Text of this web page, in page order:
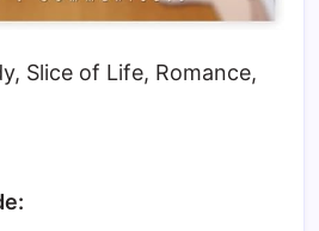
Slice of Life, Romance,